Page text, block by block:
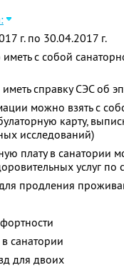
г. по 30.04.2017 г.
с собой
справку СЭС об
можно взять с
карту,
исследований)
плату в санатории
услуг по
продления
санатории
для двоих